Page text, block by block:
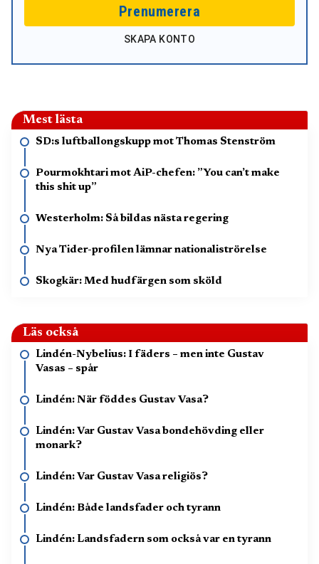
Prenumerera
SKAPA KONTO
Mest lästa
SD:s luftballongskupp mot Thomas Stenström
Pourmokhtari mot AiP-chefen: ”You can’t make
this shit up”
Westerholm: Så bildas nästa regering
Nya Tider-profilen lämnar nationaliströrelse
Skogkär: Med hudfärgen som sköld
Läs också
Lindén-Nybelius: I fäders – men inte Gustav
Vasas – spår
Lindén: När föddes Gustav Vasa?
Lindén: Var Gustav Vasa bondehövding eller
monark?
Lindén: Var Gustav Vasa religiös?
Lindén: Både landsfader och tyrann
Lindén: Landsfadern som också var en tyrann